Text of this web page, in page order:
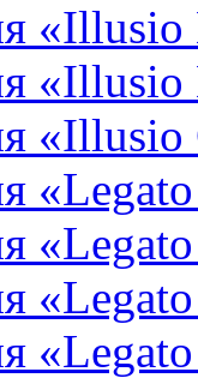
«Illusio
«Illusio
«Illusio